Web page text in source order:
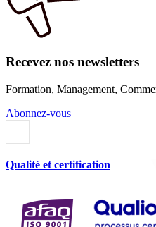
Recevez nos newsletters
Formation, Management,
Abonnez-vous
Qualité et certification